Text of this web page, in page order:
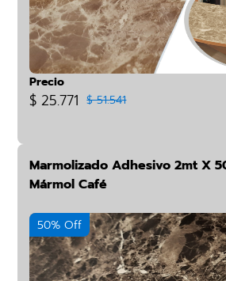
Precio
$ 25.771 $ 51.541
Marmolizado Adhesivo 2mt X
Mármol Café
50% Off